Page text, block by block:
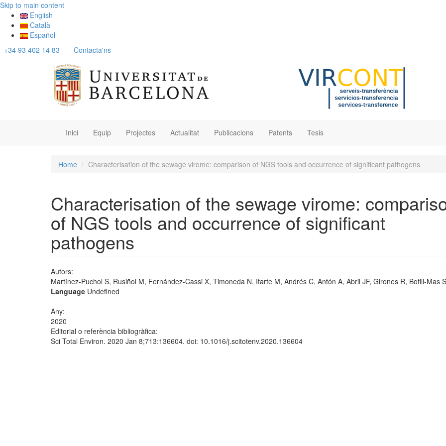
Skip to main content
English
Català
Español
+34 93 402 14 83
Contacta'ns
Inici Equip Projectes Actualitat Publicacions Patents Tesis
Home Characterisation of the sewage virome: comparison of NGS tools and occurrence of significant pathogens
Characterisation of the sewage virome:
of NGS tools and occurrence of significant
pathogens
Autors:
Martínez-Puchol S, Rusiñol M, Fernández-Cassi X, Timoneda N, Itarte M, Andrés C, Antón A, Abril JF, Girones R, Bofill-Mas S
Language Undefined
Any:
2020
Editorial o referència bibliogràfica:
Sci Total Environ. 2020 Jan 8;713:136604. doi: 10.1016/j.scitotenv.2020.136604